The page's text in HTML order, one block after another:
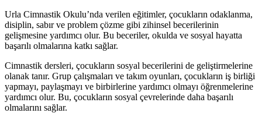
Urla Cimnastik Okulu’nda verilen eğitimler, çocukların odaklanma,
disiplin, sabır ve problem çözme gibi zihinsel becerilerinin
gelişmesine yardımcı olur. Bu beceriler, okulda ve sosyal hayatta
başarılı olmalarına katkı sağlar.
Cimnastik dersleri, çocukların sosyal becerilerini de geliştirmelerine
olanak tanır. Grup çalışmaları ve takım oyunları, çocukların iş birliği
yapmayı, paylaşmayı ve birbirlerine yardımcı olmayı öğrenmelerine
yardımcı olur. Bu, çocukların sosyal çevrelerinde daha başarılı
olmalarını sağlar.